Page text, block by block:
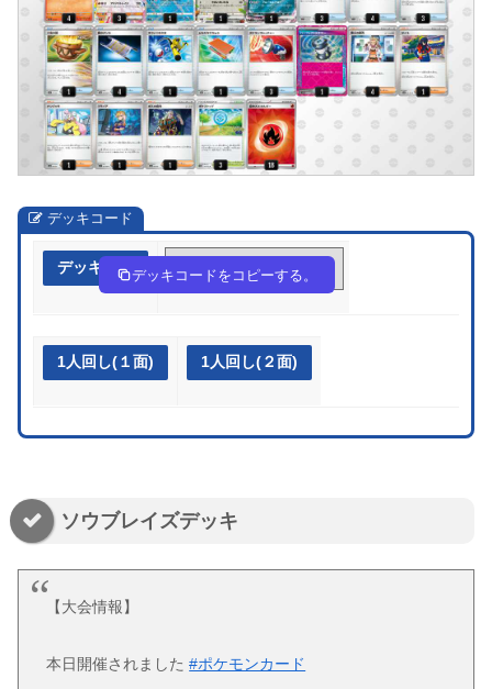
デッキコード
デッキ作成 fFVVF5-El4TRr-kk51wF
デッキコードをコピーする。
1人回し(１面) 1人回し(２面)
ソウブレイズデッキ
【大会情報】
本日開催されました#ポケモンカード